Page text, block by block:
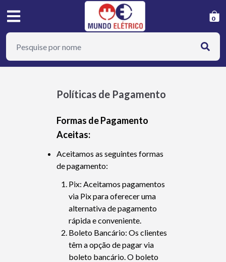
0
Políticas de Pagamento
Formas de Pagamento
Aceitas:
Aceitamos as seguintes formas
de pagamento:
Pix: Aceitamos pagamentos
via Pix para oferecer uma
alternativa de pagamento
rápida e conveniente.
Boleto Bancário: Os clientes
têm a opção de pagar via
boleto bancário. O boleto